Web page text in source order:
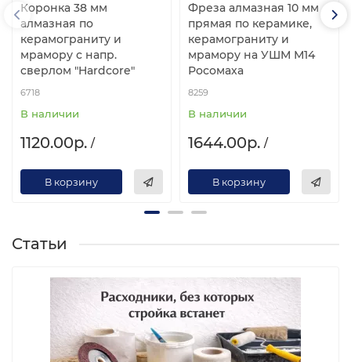
Коронка 38 мм
алмазная по
керамограниту и
мрамору с напр.
сверлом "Hardcore"
6718
В наличии
1120.00р. /
В корзину
Фреза алмазная 10 мм
прямая по керамике,
керамограниту и
мрамору на УШМ М14
Росомаха
8259
В наличии
1644.00р. /
В корзину
Статьи